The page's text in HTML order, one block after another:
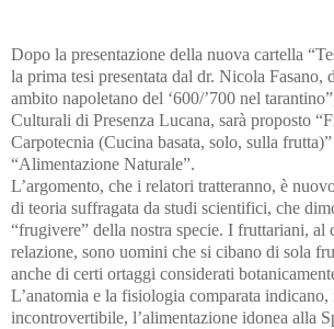
Dopo la presentazione della nuova cartella
la prima tesi presentata dal dr. Nicola
ambito napoletano del ‘600/’700 nel
Culturali di Presenza Lucana, sarà proposto
Carpotecnia (Cucina basata, solo, sulla
“Alimentazione Naturale”.
L’argomento, che i relatori tratteranno, è
di teoria suffragata da studi scientifici, che
“frugivere” della nostra specie. I fruttariani, al
relazione, sono uomini che si cibano di sola
anche di certi ortaggi considerati
L’anatomia e la fisiologia comparata
incontrovertibile, l’alimentazione idonea alla